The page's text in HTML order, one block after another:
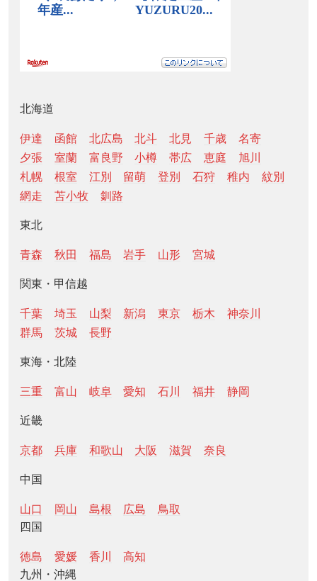
北海道
伊達 函館 北広島 北斗 北見 千歳
名寄
夕張
室蘭 富良野 小樽 帯広 恵庭
旭川
札幌
根室 江別 留萌 登別 石狩 稚内
紋別
網走
苫小牧 釧路
東北
青森 秋田 福島 岩手 山形 宮城
関東・甲信越
千葉 埼玉 山梨 新潟 東京 栃木
神奈川
群馬
茨城 長野
東海・北陸
三重 富山 岐阜 愛知 石川 福井 静岡
近畿
京都 兵庫 和歌山 大阪 滋賀 奈良
中国
山口 岡山 島根 広島
鳥取
四国
徳島 愛媛 香川
高知
九州・沖縄